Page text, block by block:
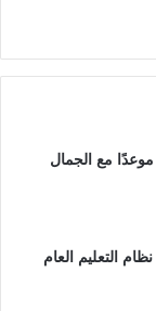
مع الجمال
التعليم العام